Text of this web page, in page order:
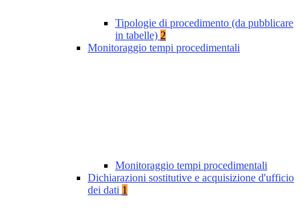
Tipologie di procedimento (da pubblicare
in tabelle) 2
Monitoraggio tempi procedimentali
Monitoraggio tempi procedimentali
Dichiarazioni sostitutive e acquisizione d'ufficio
dei dati 1